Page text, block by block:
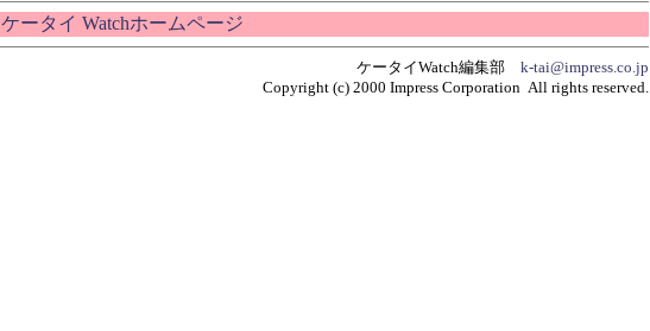
ケータイ Watchホームページ
ケータイWatch編集部 k-tai@impress.co.jp
Copyright (c) 2000 Impress Corporation All rights reserved.